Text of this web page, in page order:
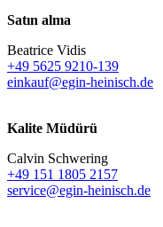
Satın alma
Beatrice Vidis
+49 5625 9210-139
einkauf@egin-heinisch.de
Kalite Müdürü
Calvin Schwering
+49 151 1805 2157
service@egin-heinisch.de